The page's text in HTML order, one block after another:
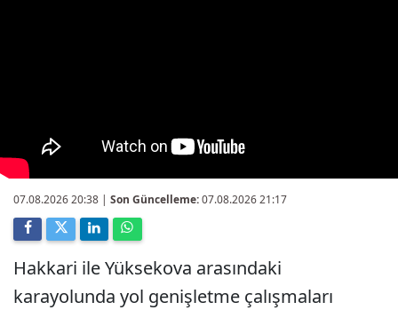
07.08.2026 20:38 | Son Güncelleme:07.08.2026 21:17
Hakkari ile Yüksekova arasındaki
karayolunda yol genişletme çalışmaları